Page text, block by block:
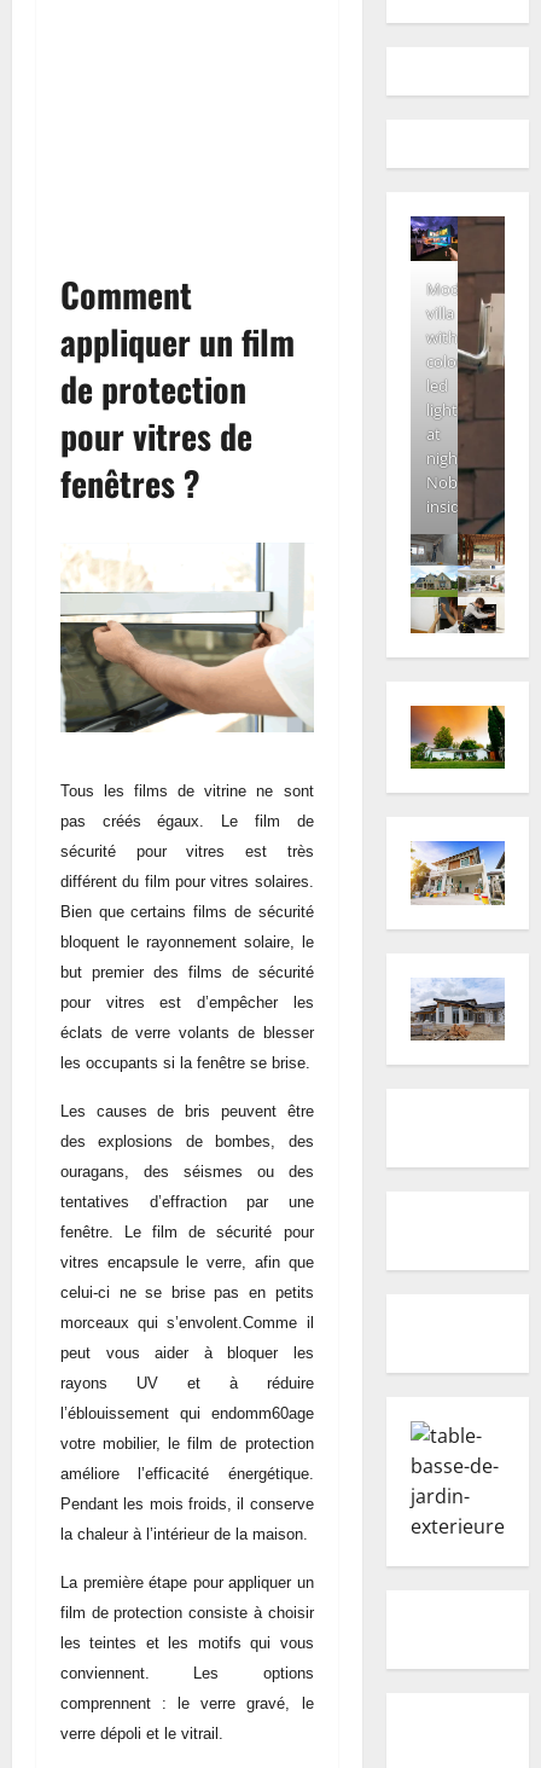
Comment
appliquer un film
de protection
pour vitres de
fenêtres ?
Tous les films de vitrine ne sont
pas créés égaux. Le film de
sécurité pour vitres est très
différent du film pour vitres solaires.
Bien que certains films de sécurité
bloquent le rayonnement solaire, le
but premier des films de sécurité
pour vitres est d’empêcher les
éclats de verre volants de blesser
les occupants si la fenêtre se brise.
Les causes de bris peuvent être
des explosions de bombes, des
ouragans, des séismes ou des
tentatives d’effraction par une
fenêtre. Le film de sécurité pour
vitres encapsule le verre, afin que
celui-ci ne se brise pas en petits
morceaux qui s’envolent.Comme il
peut vous aider à bloquer les
rayons UV et à réduire
l’éblouissement qui endomm60age
votre mobilier, le film de protection
améliore l’efficacité énergétique.
Pendant les mois froids, il conserve
la chaleur à l’intérieur de la maison.
La première étape pour appliquer un
film de protection consiste à choisir
les teintes et les motifs qui vous
conviennent. Les options
comprennent : le verre gravé, le
verre dépoli et le vitrail.
Modern
villa
with
colored
led
lights
at
night.
Nobody
inside